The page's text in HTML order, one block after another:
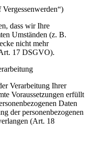
dass wir Ihre
Umständen (z. B.
nicht mehr
17 DSGVO).
Verarbeitung Ihrer
Voraussetzungen erfüllt
Daten
der personenbezogenen
(Art. 18